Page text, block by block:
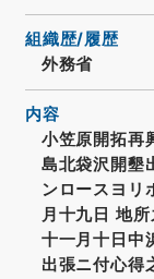
組織歴/履歴
外務省
内容
小笠原開拓再
島北袋沢開墾
ンロースヨリ
月十九日 地
十一月十日中
出張ニ付心得